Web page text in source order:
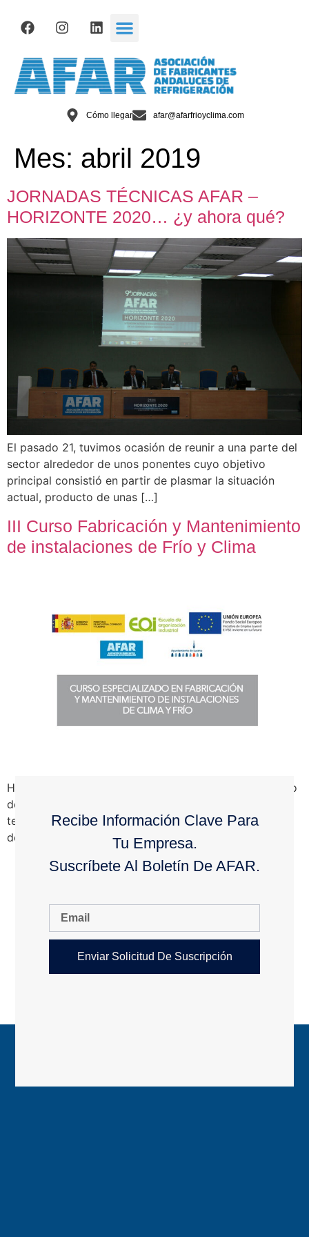
Cómo llegar afar@afarfrioyclima.com
Mes: abril 2019
JORNADAS TÉCNICAS AFAR –
HORIZONTE 2020… ¿y ahora qué?
El pasado 21, tuvimos ocasión de reunir a una parte del
sector alrededor de unos ponentes cuyo objetivo
principal consistió en partir de plasmar la situación
actual, producto de unas […]
III Curso Fabricación y Mantenimiento
de instalaciones de Frío y Clima
Hoy se ha iniciado el III Curso en el Centro Tecnológico
de Lucena. Una auténtica satisfacción saber que
tenemos jovenes dispuestos a acometer la singladura
de esforzarse durante más de […]
Recibe Información Clave Para
Tu Empresa.
Suscríbete Al Boletín De AFAR.
Enviar Solicitud De Suscripción